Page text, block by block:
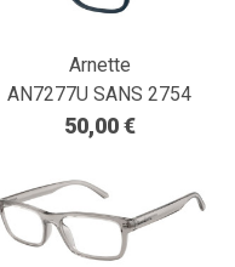
Arnette
AN7277U SANS 2754
50,00 €